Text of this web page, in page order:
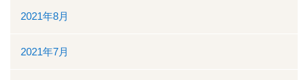
2021年8月
2021年7月